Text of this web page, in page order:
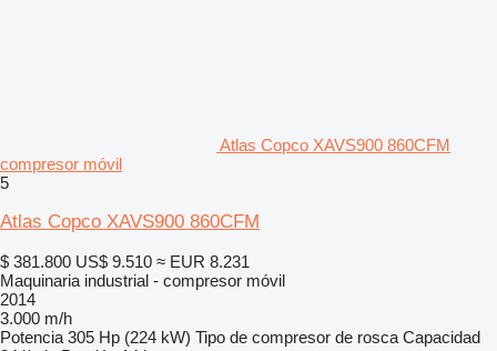
Atlas Copco XAVS900 860CFM
compresor móvil
5
Atlas Copco XAVS900 860CFM
$ 381.800 US$ 9.510 ≈ EUR 8.231
Maquinaria industrial - compresor móvil
2014
3.000 m/h
Potencia 305 Hp (224 kW) Tipo de compresor de rosca Capacidad